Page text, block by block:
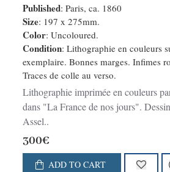
Published: Paris, ca. 1860
Size: 197 x 275mm.
Color: Uncoloured.
Condition: Lithographie en couleurs
exemplaire. Bonnes marges. Infimes
Traces de colle au verso.
Lithographie imprimée en couleurs
dans "La France de nos jours".
Assel..
300€
ADD TO CART